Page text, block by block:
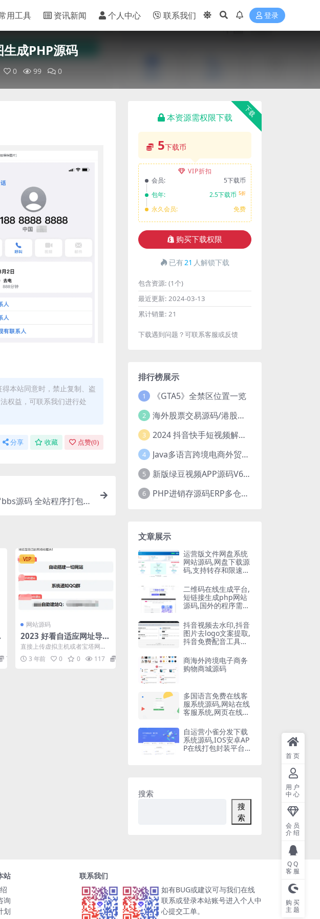
用工具 资讯新闻 个人中心 联系我们 登录
成PHP源码
0 99 0
本站同意时，禁止复制、盗
权益，可联系我们进行处
分享 收藏 点赞(0)
源码 全站程序打包
77
VIP
网站源码
2023 好看自适应网址导航
发布页源码
直接上传虚拟主机或者宝塔网站
目录，文件修改一切网站文字链
接等3 年前 0 0 117
下载
本资源需权限下载
5下载币
VIP折扣
会员:
5下载币
包年:
2.5下载币 5折
永久会员: 免费
购买下载权限
已有21 人解锁下载
包含资源: (1个)
最近更新: 2024-03-13
累计销量: 21
下载遇到问题？可联系客服或反馈
排行榜展示
1 《GTA5》全禁区位置一览
2 海外股票交易源码/港股泰股/美股源码/印度股源码/马拉西亚股票源码/国际股票配资
3 2024 抖音快手短视频解析去水印php源码
4 Java多语言跨境电商外贸商城TikToKshop内嵌商城I商家入驻I一键铺
5 新版绿豆视频APP源码V6.6 免授权插件版
6 PHP进销存源码ERP多仓库管理系统 手机版进销存 php网络版进销存小程序
文章展示
运营版文件网盘系统
网站源码,网盘下载源
码,支持转存和限速下
二维码在线生成平台,
短链接生成php网站
源码,国外的程序需要
抖音视频去水印,抖音
图片去logo文案提取,
抖音免费配音工具大
商海外跨境电子商务
购物商城源码
多国语言免费在线客
服系统源码,网站在线
客服系统,网页在线客
平台
自运营小雀分发下载
系统源码,IOS安卓AP
P在线打包封装平台,
搜索
搜
索
站
询
划
联系我们
如有BUG或建议可与我们在线
联系或登录本站账号进入个人中
心提交工单。
首页
用户
中心
会员
介绍
QQ
客服
购买
主题